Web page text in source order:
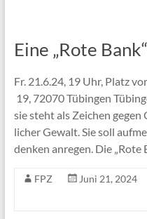
Eine „Rote
Fr. 21.6.24, 19 Uhr, Platz
19, 72070 Tübingen
sie steht als Zei­chen
licher Ge­walt. Sie soll
denken an­regen. Die „Rote
FPZ Juni 21, 2024